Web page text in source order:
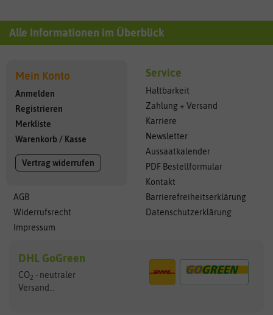
Alle Informationen im Überblick
Mein Konto
Anmelden
Registrieren
Merkliste
Warenkorb / Kasse
Vertrag widerrufen
AGB
Widerrufsrecht
Impressum
Service
Haltbarkeit
Zahlung + Versand
Karriere
Newsletter
Aussaatkalender
PDF Bestellformular
Kontakt
Barrierefreiheitserklärung
Datenschutzerklärung
DHL GoGreen
CO2 - neutraler
Versand...